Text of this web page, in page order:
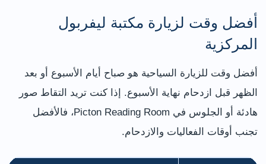
أفضل وقت لزيارة مكتبة ليفربول
المركزية
أفضل وقت للزيارة السياحية هو صباح أيام الأسبوع أو بعد
الظهر قبل ازدحام نهاية الأسبوع. إذا كنت تريد التقاط صور
هادئة أو الجلوس في Picton Reading Room، فالأفضل
تجنب أوقات الفعاليات والازدحام.